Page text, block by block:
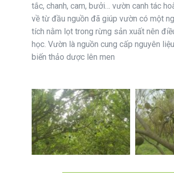
tắc, chanh, cam, bưởi… vườn canh tác
về từ đầu nguồn đã giúp vườn có một
tích nằm lọt trong rừng sản xuất nên
học. Vườn là nguồn cung cấp nguyên
biến thảo dược lên men